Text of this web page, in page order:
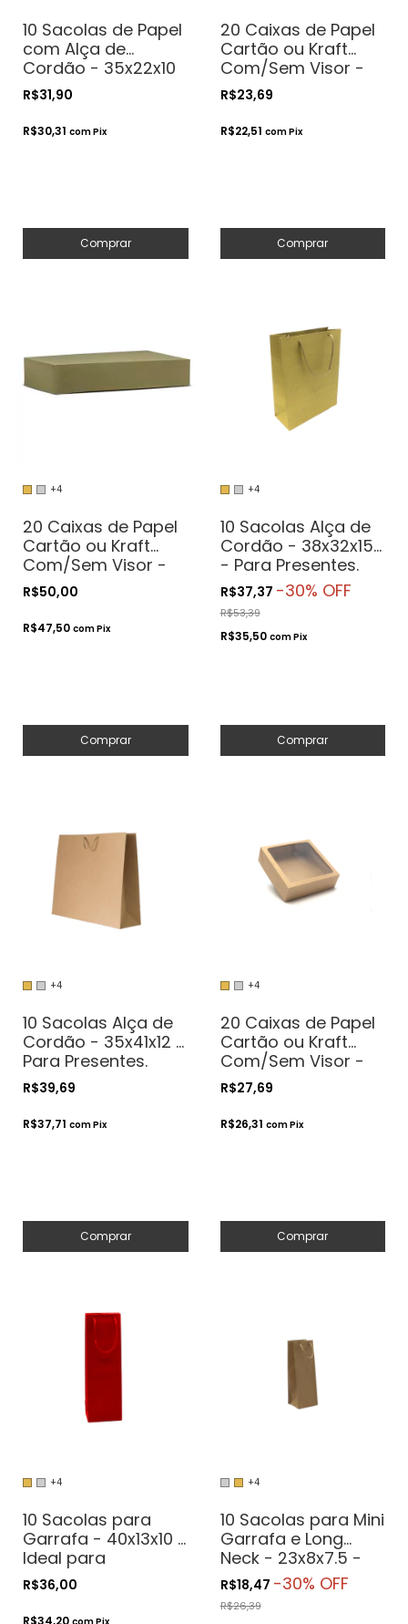
10 Sacolas de Papel
com Alça de
Cordão - 35x22x10
- Para Presentes.
Cosméticos ou
Artesanatos
R$31,90
R$30,31 comPix
Comprar
20 Caixas de Papel
Cartão ou Kraft
Com/Sem Visor -
19x12x4 - Para
Presentes.
Cosméticos ou
Artesanatos
R$23,69
R$22,51 comPix
Comprar
+4
20 Caixas de Papel
Cartão ou Kraft
Com/Sem Visor -
24x19x4.5 - Para
Presentes.
Cosméticos ou
Artesanatos
R$50,00
R$47,50 comPix
Comprar
+4
10 Sacolas Alça de
Cordão - 38x32x15
- Para Presentes.
Cosméticos ou
Artesanatos
R$37,37 -30% OFF
R$53,39
R$35,50 comPix
Comprar
+4
10 Sacolas Alça de
Cordão - 35x41x12 -
Para Presentes.
Cosméticos ou
Artesanatos
R$39,69
R$37,71 comPix
Comprar
+4
20 Caixas de Papel
Cartão ou Kraft
Com/Sem Visor -
20x20x6 - Para
Presentes.
Cosméticos ou
Artesanatos
R$27,69
R$26,31 comPix
Comprar
+4
10 Sacolas para
Garrafa - 40x13x10 -
Ideal para
Destilados
R$36,00
R$34,20 comPix
+4
10 Sacolas para Mini
Garrafa e Long
Neck - 23x8x7.5 -
Ideal para Garrafas
de 187ml
R$18,47 -30% OFF
R$26,39